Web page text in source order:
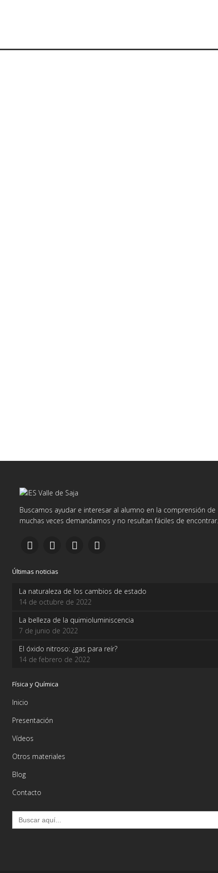
Buscamos ayudar e interesar al alumno en la comprensión
muchas veces demandamos y no resultan fáciles de encontrar.
Últimas noticias
La naturaleza de los cambios de estado
14 de octubre de 2022
La belleza de la quimioluminiscencia
7 de junio de 2022
El óxido nitroso: ¿gas para reír?
14 de febrero de 2022
Física y Química
Inicio
Presentación
Vídeos
Otros materiales
Blog
Contacto
Buscar: